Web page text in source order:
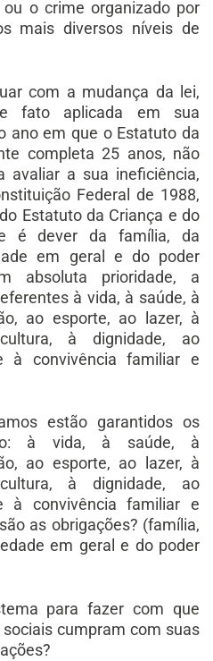
o crime organizado por
mais diversos níveis de
com a mudança da lei,
fato aplicada em sua
ano em que o Estatuto da
completa 25 anos, não
avaliar a sua ineficiência,
Federal de 1988,
Estatuto da Criança e do
é dever da família, da
em geral e do poder
absoluta prioridade, a
à vida, à saúde, à
ao esporte, ao lazer, à
à dignidade, ao
à convivência familiar e
estão garantidos os
à vida, à saúde, à
ao esporte, ao lazer, à
à dignidade, ao
à convivência familiar e
as obrigações? (família,
em geral e do poder
para fazer com que
cumpram com suas